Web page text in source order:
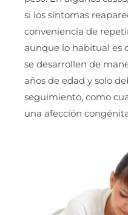
si los síntomas
conveniencia de
aunque lo habitual es
se desarrollen de
años de edad y solo
seguimiento, como
una afección